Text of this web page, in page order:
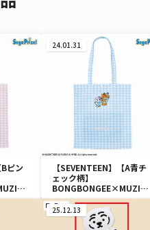
Bピン
バッ
24.01.31
【SEVENTEEN】【A青チ
ェック柄】
BONGBONGEE×MUZIK
TIGER [PM]トートバッ
グ
25.12.13